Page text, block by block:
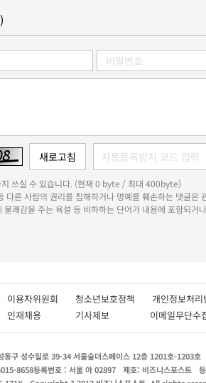
지 쓰실 수 있습니다. (현재 0 byte / 최대 400byte)
다른 사람의 권리를 침해하거나 명예를 훼손하는 댓글은
불쾌감을 주는 욕설 등 비하하는 단어가 내용에 포함되거
이용자위원회 청소년보호정책 개인정보
인재채용 기사제보 이메일무단수
동구 성수일로 39-34 서울숲더스페이스 12층 1201호-1203호
8658등록번호 : 서울 아 02897 제호: 비즈니스포스트